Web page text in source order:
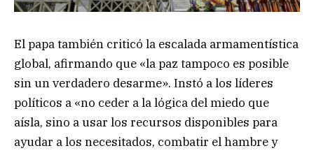
El papa también criticó la escalada armamentística
global, afirmando que «la paz tampoco es posible
sin un verdadero desarme». Instó a los líderes
políticos a «no ceder a la lógica del miedo que
aísla, sino a usar los recursos disponibles para
ayudar a los necesitados, combatir el hambre y